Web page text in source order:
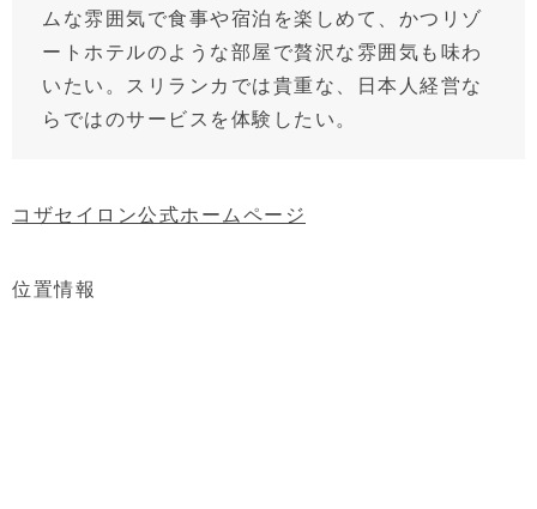
ムな雰囲気で食事や宿泊を楽しめて、かつリゾ
ートホテルのような部屋で贅沢な雰囲気も味わ
いたい。スリランカでは貴重な、日本人経営な
らではのサービスを体験したい。
コザセイロン公式ホームページ
位置情報